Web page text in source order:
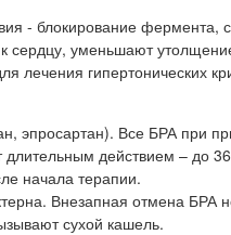
- блокирование
сердцу, уменьшают
лечения гипертонических
эпросартан). Все БРА при
длительным действием – до
начала терапии.
Внезапная отмена БРА
сухой кашель.